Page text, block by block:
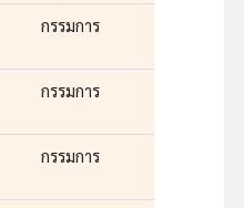
กรรมการ
กรรมการ
กรรมการ